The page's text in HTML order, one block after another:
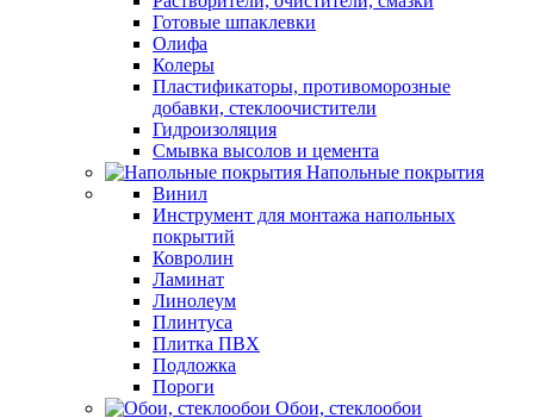
Готовые шпаклевки
Олифа
Колеры
Пластификаторы, противоморозные
добавки, стеклоочистители
Гидроизоляция
Смывка высолов и цемента
Напольные покрытия
Винил
Инструмент для монтажа напольных
покрытий
Ковролин
Ламинат
Линолеум
Плинтуса
Плитка ПВХ
Подложка
Пороги
Обои, стеклообои